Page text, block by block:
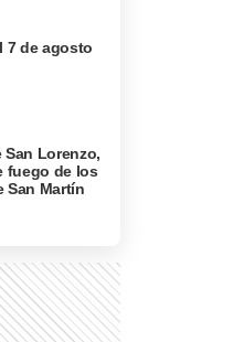
7 de agosto
San Lorenzo,
fuego de los
San Martín